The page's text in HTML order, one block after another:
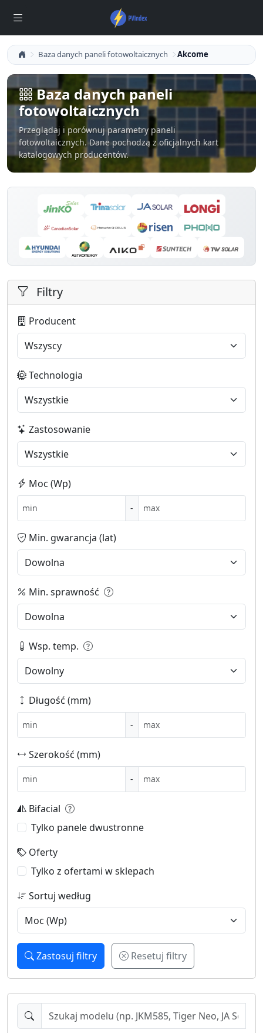
Baza danych paneli fotowoltaicznych Akcome
Baza danych paneli
fotowoltaicznych
Przeglądaj i porównuj parametry paneli
fotowoltaicznych. Dane pochodzą z oficjalnych kart
katalogowych producentów.
Filtry
Producent
Technologia
Zastosowanie
Moc (Wp)
-
Min. gwarancja (lat)
Min. sprawność
Wsp. temp.
Długość (mm)
-
Szerokość (mm)
-
Bifacial
Tylko panele dwustronne
Oferty
Tylko z ofertami w sklepach
Sortuj według
Zastosuj filtry Resetuj filtry